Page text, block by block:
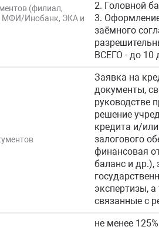
(филиал,
МФИ/Инобанк, ЭКА и
2. Головной
3.
заёмного
ВСЕГО - до 10
Заявка на
документы,
руководстве
решение
кредита и/
залогового
финансовая
баланс и др.),
экспертизы,
связанные с
не менее